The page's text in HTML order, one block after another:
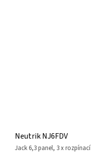
Neutrik NJ6FDV
jack 6,3 panel, 3 x rozpínací